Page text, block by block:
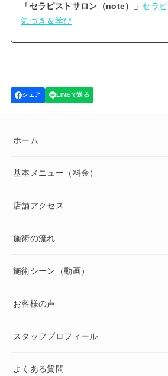
「セラピストサロン（note）」 セラ
気づき＆学び
ホーム
基本メニュー（料金）
店舗アクセス
施術の流れ
施術シーン（動画）
お客様の声
スタッフプロフィール
よくある質問